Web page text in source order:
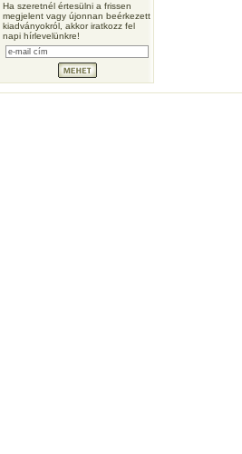
Ha szeretnél értesülni a frissen
megjelent vagy újonnan beérkezett
kiadványokról, akkor iratkozz fel
napi hírlevelünkre!